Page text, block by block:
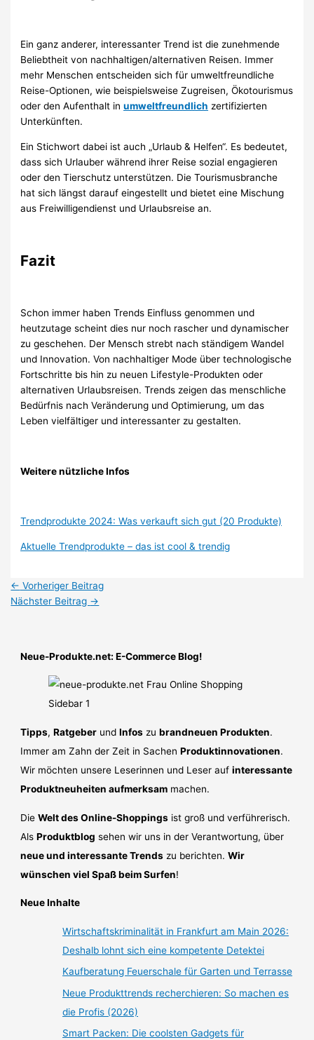
Ein ganz anderer, interessanter Trend ist die zunehmende
Beliebtheit von nachhaltigen/alternativen Reisen. Immer
mehr Menschen entscheiden sich für umweltfreundliche
Reise-Optionen, wie beispielsweise Zugreisen, Ökotourismus
oder den Aufenthalt inumweltfreundlich zertifizierten
Unterkünften.
Ein Stichwort dabei ist auch „Urlaub & Helfen“. Es bedeutet,
dass sich Urlauber während ihrer Reise sozial engagieren
oder den Tierschutz unterstützen. Die Tourismusbranche
hat sich längst darauf eingestellt und bietet eine Mischung
aus Freiwilligendienst und Urlaubsreise an.
Fazit
Schon immer haben Trends Einfluss genommen und
heutzutage scheint dies nur noch rascher und dynamischer
zu geschehen. Der Mensch strebt nach ständigem Wandel
und Innovation. Von nachhaltiger Mode über technologische
Fortschritte bis hin zu neuen Lifestyle-Produkten oder
alternativen Urlaubsreisen. Trends zeigen das menschliche
Bedürfnis nach Veränderung und Optimierung, um das
Leben vielfältiger und interessanter zu gestalten.
Weitere nützliche Infos
Trendprodukte 2024: Was verkauft sich gut (20 Produkte)
Aktuelle Trendprodukte – das ist cool & trendig
← Vorheriger Beitrag
Nächster Beitrag →
Neue-Produkte.net: E-Commerce Blog!
Tipps,Ratgeber undInfos zubrandneuen Produkten.
Immer am Zahn der Zeit in SachenProduktinnovationen.
Wir möchten unsere Leserinnen und Leser aufinteressante
Produktneuheiten aufmerksam machen.
DieWelt des Online-Shoppings ist groß und verführerisch.
AlsProduktblog sehen wir uns in der Verantwortung, über
neue und interessante Trends zu berichten.Wir
wünschen viel Spaß beim Surfen!
Neue Inhalte
Wirtschaftskriminalität in Frankfurt am Main 2026:
Deshalb lohnt sich eine kompetente Detektei
Kaufberatung Feuerschale für Garten und Terrasse
Neue Produkttrends recherchieren: So machen es
die Profis (2026)
Smart Packen: Die coolsten Gadgets für